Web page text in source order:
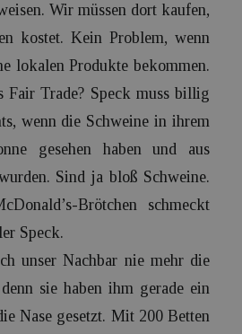
Wir müssen dort kaufen,
kostet. Kein Problem, wenn
lokalen Produkte bekommen.
Fair Trade? Speck muss billig
wenn die Schweine in ihrem
gesehen haben und aus
Sind ja bloß Schweine.
Brötchen schmeckt
Speck.
unser Nachbar nie mehr die
sie haben ihm gerade ein
Nase gesetzt. Mit 200 Betten